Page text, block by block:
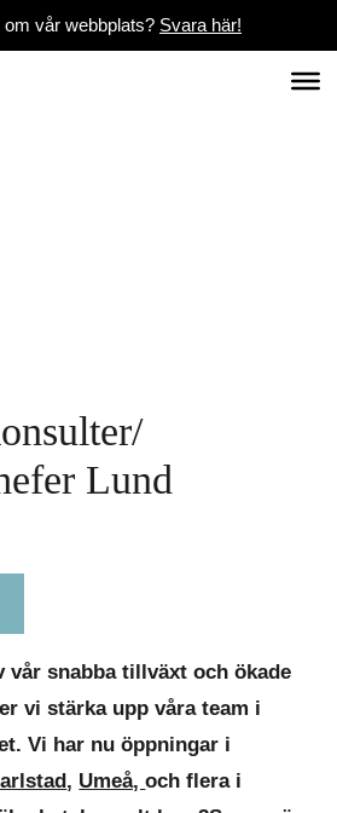
vår webbplats? Svara här!
Lund
vår snabba tillväxt och ökade
vi stärka upp våra team i
Vi har nu öppningar i
, Umeå,och flera i